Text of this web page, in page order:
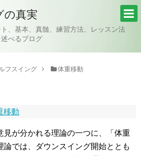
の真実
、基本、真髄、練習方法、レッスン法
べるブログ
フスイング 体重移動
移動
見が分かれる理論の一つに、「体重
論では、ダウンスイング開始ととも